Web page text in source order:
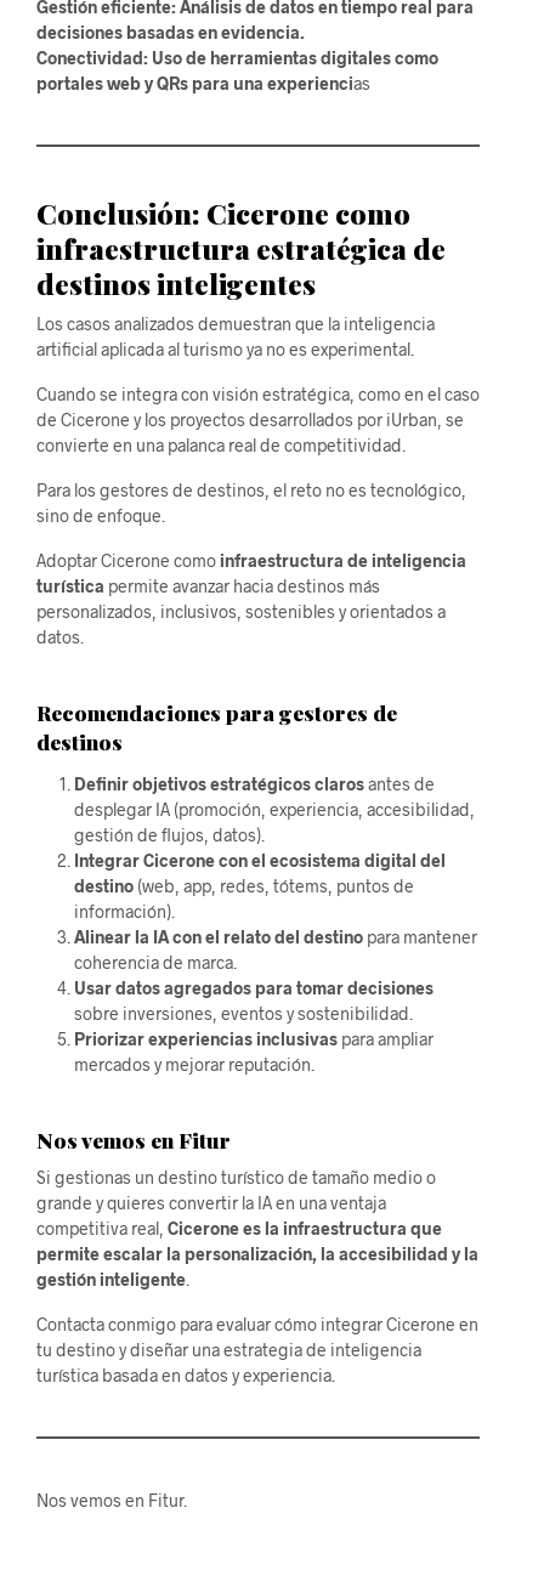
Gestión eficiente: Análisis de datos en tiempo real para
decisiones basadas en evidencia.
Conectividad: Uso de herramientas digitales como
portales web y QRs para una experiencias
Conclusión: Cicerone como
infraestructura estratégica de
destinos inteligentes
Los casos analizados demuestran que la inteligencia
artificial aplicada al turismo ya no es experimental.
Cuando se integra con visión estratégica, como en el caso
de Cicerone y los proyectos desarrollados por iUrban, se
convierte en una palanca real de competitividad.
Para los gestores de destinos, el reto no es tecnológico,
sino de enfoque.
Adoptar Cicerone como infraestructura de inteligencia
turística permite avanzar hacia destinos más
personalizados, inclusivos, sostenibles y orientados a
datos.
Recomendaciones para gestores de
destinos
Definir objetivos estratégicos clarosantes de
desplegar IA (promoción, experiencia, accesibilidad,
gestión de flujos, datos).
Integrar Cicerone con el ecosistema digital del
destino(web, app, redes, tótems, puntos de
información).
Alinear la IA con el relato del destinopara mantener
coherencia de marca.
Usar datos agregados para tomar decisiones
sobre inversiones, eventos y sostenibilidad.
Priorizar experiencias inclusivaspara ampliar
mercados y mejorar reputación.
Nos vemos en Fitur
Si gestionas un destino turístico de tamaño medio o
grande y quieres convertir la IA en una ventaja
competitiva real, Cicerone es la infraestructura que
permite escalar la personalización, la accesibilidad y la
gestión inteligente.
Contacta conmigo para evaluar cómo integrar Cicerone en
tu destino y diseñar una estrategia de inteligencia
turística basada en datos y experiencia.
Nos vemos en Fitur.